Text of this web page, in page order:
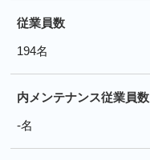
従業員数
194名
内メンテナンス従業員数
-名